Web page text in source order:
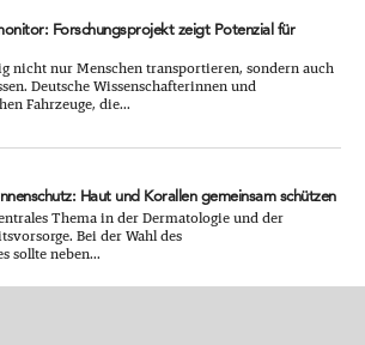
Forschungsprojekt zeigt Potenzial für
nicht nur Menschen transportieren, sondern auch
Deutsche Wissenschafterinnen und
Fahrzeuge, die...
Haut und Korallen gemeinsam schützen
Thema in der Dermatologie und der
Bei der Wahl des
sollte neben...